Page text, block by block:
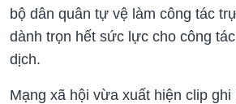
bộ dân quân tự vệ làm công tác
dành trọn hết sức lực cho công
dịch.
Mạng xã hội vừa xuất hiện clip ghi